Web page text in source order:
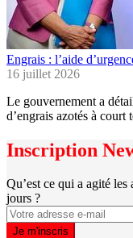
Engrais : l’aide
16 juillet 2026
Le gouvernement a
d’engrais azotés à
Inscription
Qu’est ce qui a agité
jours ?